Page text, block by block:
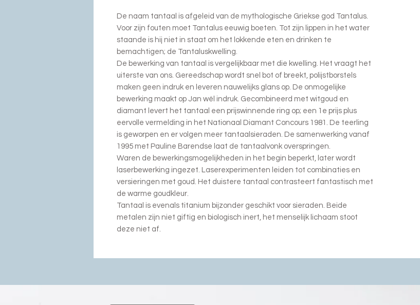
De naam tantaal is afgeleid van de mythologische Griekse god Tantalus.
Voor zijn fouten moet Tantalus eeuwig boeten. Tot zijn lippen in het water
staande is hij niet in staat om het lokkende eten en drinken te
bemachtigen; de Tantaluskwelling.
De bewerking van tantaal is vergelijkbaar met die kwelling. Het vraagt het
uiterste van ons. Gereedschap wordt snel bot of breekt, polijstborstels
maken geen indruk en leveren nauwelijks glans op. De onmogelijke
bewerking maakt op Jan wél indruk. Gecombineerd met witgoud en
diamant levert het tantaal een prijswinnende ring op; een 1e prijs plus
eervolle vermelding in het Nationaal Diamant Concours 1981. De teerling
is geworpen en er volgen meer tantaalsieraden. De samenwerking vanaf
1995 met Pauline Barendse laat de tantaalvonk overspringen.
Waren de bewerkingsmogelijkheden in het begin beperkt, later wordt
laserbewerking ingezet. Laserexperimenten leiden tot combinaties en
versieringen met goud. Het duistere tantaal contrasteert fantastisch met
de warme goudkleur.
Tantaal is evenals titanium bijzonder geschikt voor sieraden. Beide
metalen zijn niet giftig en biologisch inert, het menselijk lichaam stoot
deze niet af.